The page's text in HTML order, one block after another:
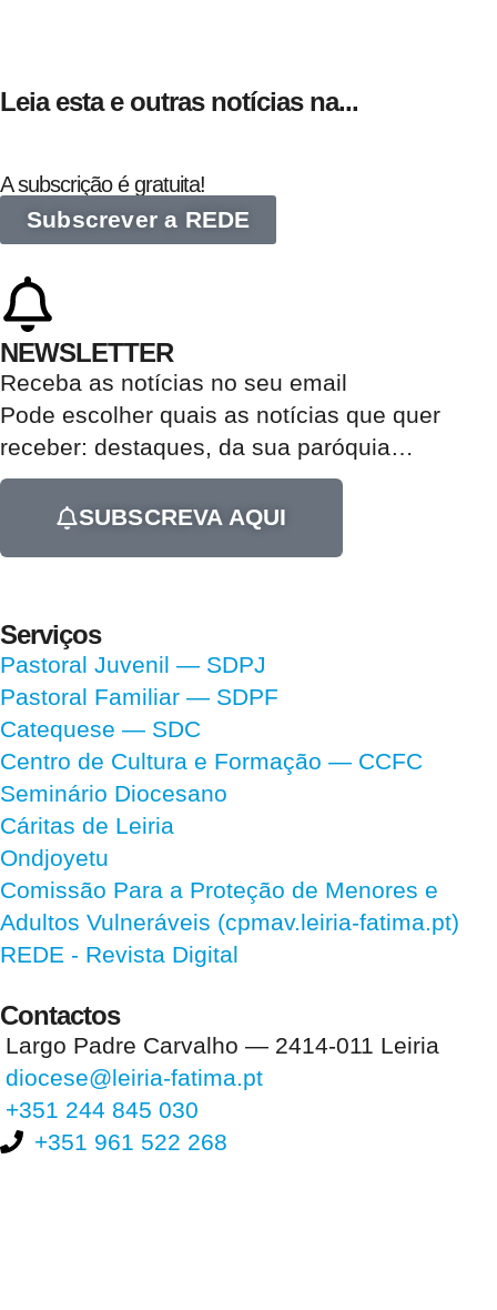
Leia esta e outras notícias na...
A subscrição é gratuita!
Subscrever a REDE
NEWSLETTER
Receba as notícias no seu email​
Pode escolher quais as notícias que quer
receber: destaques, da sua paróquia
SUBSCREVA AQUI
Serviços
Pastoral Juvenil — SDPJ
Pastoral Familiar — SDPF
Catequese — SDC
Centro de Cultura e Formação — CCFC
Seminário Diocesano
Cáritas de Leiria
Ondjoyetu
Comissão Para a Proteção de Menores e
Adultos Vulneráveis (cpmav.leiria-fatima.pt)
REDE - Revista Digital
Contactos
Largo Padre Carvalho — 2414-011 Leiria
diocese@leiria-fatima.pt
+351 244 845 030
+351 961 522 268